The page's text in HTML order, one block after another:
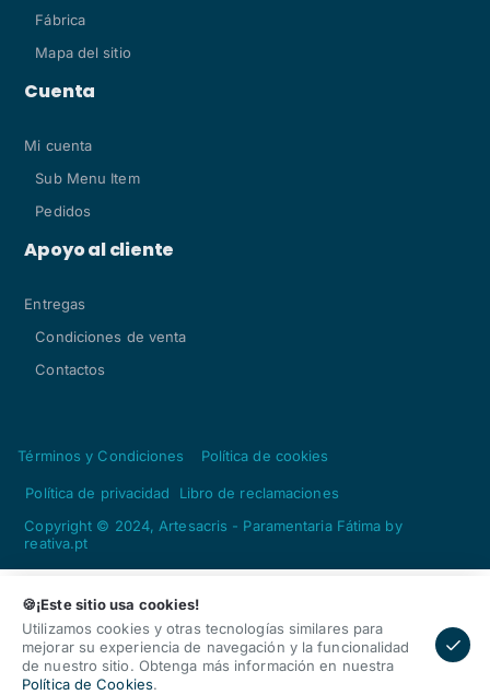
Home Cuenta
🍪¡Este sitio usa cookies!
Utilizamos cookies y otras tecnologías similares para
mejorar su experiencia de navegación y la funcionalidad
de nuestro sitio. Obtenga más información en nuestra
Política de Cookies.
Cantidad
Fábrica
Mapa del sitio
Cuenta
Mi cuenta
Sub Menu Item
Pedidos
Apoyo al cliente
Entregas
Condiciones de venta
Contactos
Términos y Condiciones Política de cookies
Política de privacidad
Libro de reclamaciones
Copyright © 2024, Artesacris - Paramentaria Fátima by
reativa.pt